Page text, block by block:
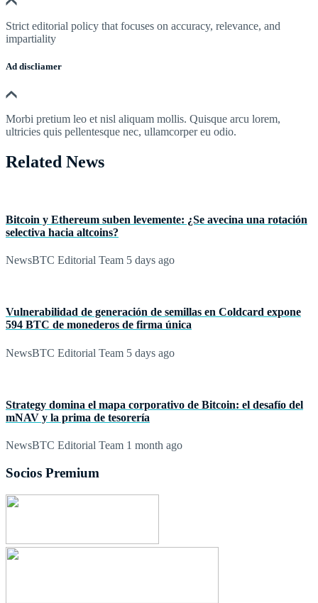
Strict editorial policy that focuses on accuracy, relevance, and
impartiality
Ad discliamer
Morbi pretium leo et nisl aliquam mollis. Quisque arcu lorem,
ultricies quis pellentesque nec, ullamcorper eu odio.
Related News
Bitcoin y Ethereum suben levemente: ¿Se avecina una rotación
selectiva hacia altcoins?
NewsBTC Editorial Team 5 days ago
Vulnerabilidad de generación de semillas en Coldcard expone
594 BTC de monederos de firma única
NewsBTC Editorial Team 5 days ago
Strategy domina el mapa corporativo de Bitcoin: el desafío del
mNAV y la prima de tesorería
NewsBTC Editorial Team 1 month ago
Socios Premium